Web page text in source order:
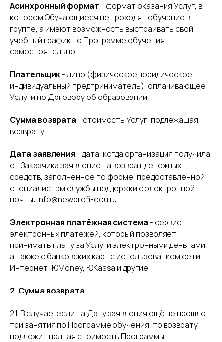
Асинхронный формат - формат оказания Услуг, в
котором Обучающиеся не проходят обучение в
группе, а имеют возможность выстраивать свой
учебный график по Программе обучения
самостоятельно.
Плательщик- лицо (физическое, юридическое,
индивидуальный предприниматель), оплачивающее
Услуги по Договору об образовании.
Сумма возврата - стоимость Услуг, подлежащая
возврату.
Дата заявления - дата, когда организация получила
от Заказчика заявление на возврат денежных
средств, заполненное по форме, предоставленной
специалистом службы поддержки с электронной
почты: info@newprofi-edu.ru.
Электронная платёжная система - сервис
электронных платежей, который позволяет
принимать плату за Услуги электронными деньгами,
а также с банковских карт с использованием сети
Интернет: ЮMoney, ЮKassa и другие.
2. Сумма возврата.
2.1. В случае, если на Дату заявления ещё не прошло
три занятия по Программе обучения, то возврату
подлежит полная стоимость Программы.